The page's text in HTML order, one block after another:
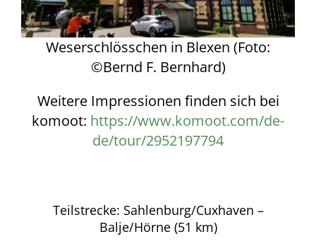
Weserschlösschen in Blexen (Foto:
©Bernd F. Bernhard)
Weitere Impressionen finden sich bei
komoot: https://www.komoot.com/de-
de/tour/2952197794
Teilstrecke: Sahlenburg/Cuxhaven –
Balje/Hörne (51 km)